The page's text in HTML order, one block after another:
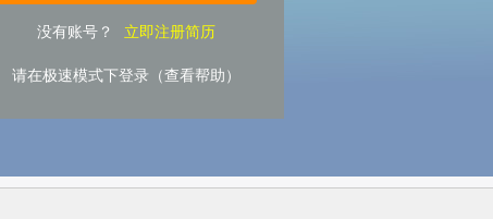
没有账号？ 立即注册简历
请在极速模式下登录（查看帮助）